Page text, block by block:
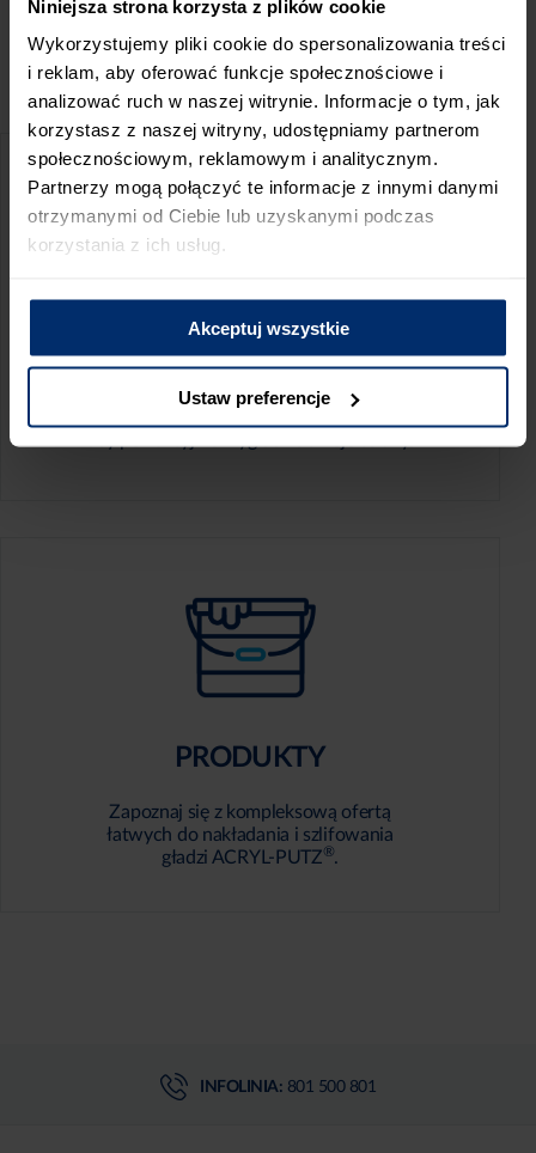
Niniejsza strona korzysta z plików cookie
Wykorzystujemy pliki cookie do spersonalizowania treści
i reklam, aby oferować funkcje społecznościowe i
analizować ruch w naszej witrynie. Informacje o tym, jak
korzystasz z naszej witryny, udostępniamy partnerom
społecznościowym, reklamowym i analitycznym.
Partnerzy mogą połączyć te informacje z innymi danymi
otrzymanymi od Ciebie lub uzyskanymi podczas
korzystania z ich usług.
Akceptuj wszystkie
Ustaw preferencje
ZGŁOŚ BŁĄD
PRZED WIZYTĄ W SKLEPIE POLECAMY:
KALKULATOR ZUŻYCIA
PRODUKTY
Zapoznaj się z kompleksową ofertą
łatwych do nakładania i szlifowania
gładzi ACRYL-PUTZ®.
INFOLINIA: 801 500 801